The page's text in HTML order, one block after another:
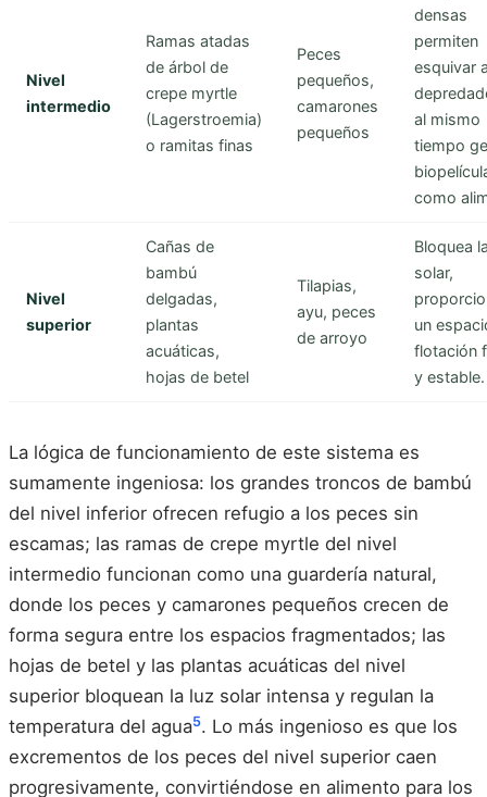
Nivel
intermedio
Ramas atadas
de árbol de
crepe myrtle
(Lagerstroemia)
o ramitas finas
Peces
pequeños,
camarones
pequeños
densas
permiten
esquivar
al mismo
tiempo
como
Nivel
superior
Cañas de
bambú
delgadas,
plantas
acuáticas,
hojas de betel
Tilapias,
ayu, peces
de arroyo
Bloquea
solar,
un
flotación
y estable.
La lógica de funcionamiento de este sistema es
sumamente ingeniosa: los grandes troncos de bambú
del nivel inferior ofrecen refugio a los peces sin
escamas; las ramas de crepe myrtle del nivel
intermedio funcionan como una guardería natural,
donde los peces y camarones pequeños crecen de
forma segura entre los espacios fragmentados; las
hojas de betel y las plantas acuáticas del nivel
superior bloquean la luz solar intensa y regulan la
temperatura del agua5. Lo más ingenioso es que los
excrementos de los peces del nivel superior caen
progresivamente, convirtiéndose en alimento para los